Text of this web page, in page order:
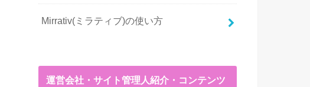
Mirrativ(ミラティブ)の使い方
運営会社・サイト管理人紹介・コンテンツ